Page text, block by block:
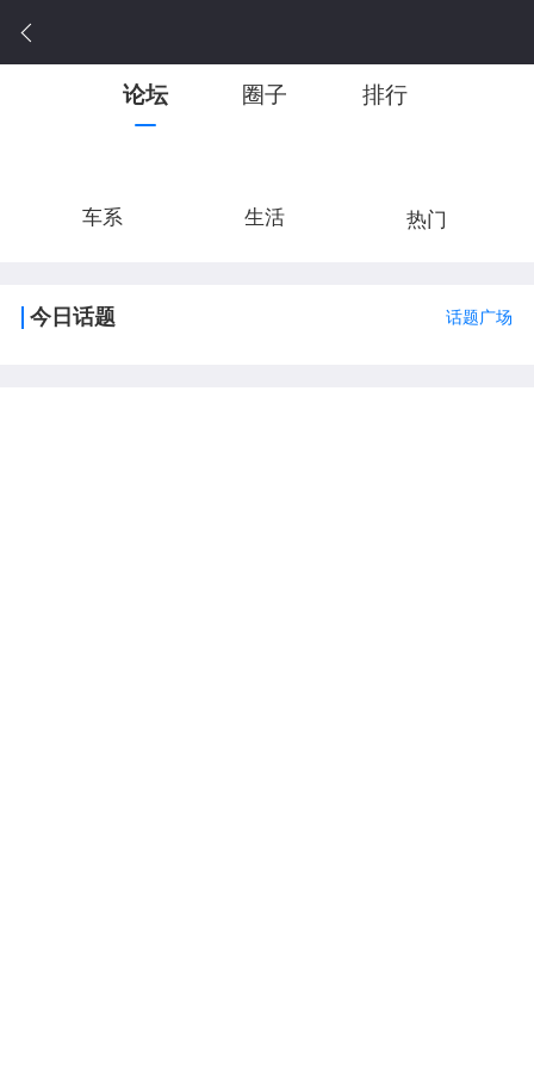
论坛 圈子 排行
车系 生活 热门
今日话题 话题广场